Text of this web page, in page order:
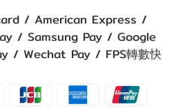
/ American Express /
/ Samsung Pay / Google
/ Wechat Pay / FPS轉數快